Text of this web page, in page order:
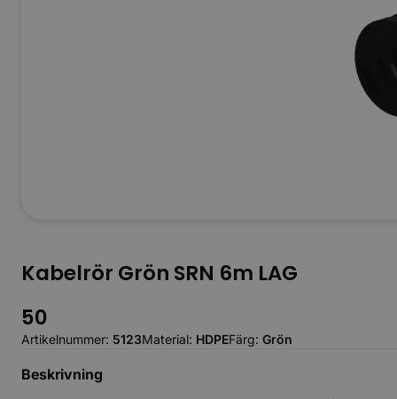
Kabelrör Grön SRN 6m LAG
50
Artikelnummer: 5123Material: HDPEFärg: Grön
Beskrivning